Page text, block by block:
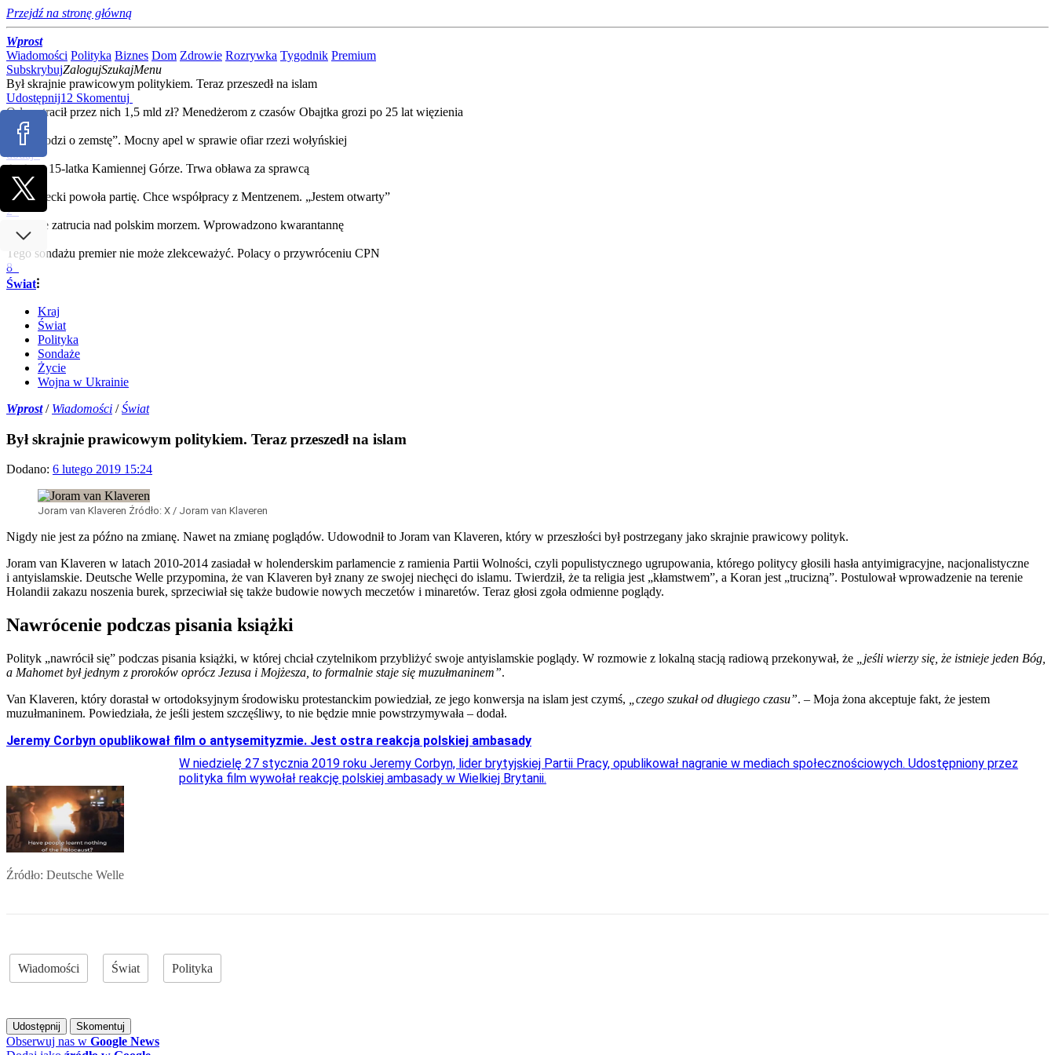
Przejdź na stronę główną
Wprost
Wiadomości Polityka Biznes Dom Zdrowie Rozrywka Tygodnik Premium
SubskrybujZalogujSzukajMenu
Był skrajnie prawicowym politykiem. Teraz przeszedł na islam
Udostępnij12 Skomentuj
Orlen stracił przez nich 1,5 mld zł? Menedżerom z czasów Obajtka grozi po 25 lat więzienia
„Nie chodzi o zemstę”. Mocny apel w sprawie ofiar rzezi wołyńskiej
dodaj
Atak na 15-latka Kamiennej Górze. Trwa obława za sprawcą
dodaj
Morawiecki powoła partię. Chce współpracy z Mentzenem. „Jestem otwarty”
2
Masowe zatrucia nad polskim morzem. Wprowadzono kwarantannę
dodaj
Tego sondażu premier nie może zlekceważyć. Polacy o przywróceniu CPN
8
Świat⁝
Kraj
Świat
Polityka
Sondaże
Życie
Wojna w Ukrainie
Wprost/ Wiadomości /Świat
Był skrajnie prawicowym politykiem. Teraz przeszedł na islam
Dodano: 6 lutego 2019 15:24
Joram van Klaveren Źródło: X / Joram van Klaveren
Nigdy nie jest za późno na zmianę. Nawet na zmianę poglądów. Udowodnił to Joram van Klaveren, który w przeszłości był postrzegany jako skrajnie prawicowy polityk.
Joram van Klaveren w latach 2010-2014 zasiadał w holenderskim parlamencie z ramienia Partii Wolności, czyli populistycznego ugrupowania, którego politycy głosili hasła antyimigracyjne, nacjonalistyczne
i antyislamskie. Deutsche Welle przypomina, że van Klaveren był znany ze swojej niechęci do islamu. Twierdził, że ta religia jest „kłamstwem”, a Koran jest „trucizną”. Postulował wprowadzenie na terenie
Holandii zakazu noszenia burek, sprzeciwiał się także budowie nowych meczetów i minaretów. Teraz głosi zgoła odmienne poglądy.
Nawrócenie podczas pisania książki
Polityk „nawrócił się” podczas pisania książki, w której chciał czytelnikom przybliżyć swoje antyislamskie poglądy. W rozmowie z lokalną stacją radiową przekonywał, że
„jeśli wierzy się, że istnieje jeden Bóg,
a Mahomet był jednym z proroków oprócz Jezusa i Mojżesza, to formalnie staje się muzułmaninem”.
Van Klaveren, który dorastał w ortodoksyjnym środowisku protestanckim powiedział, ze jego konwersja na islam jest czymś,
„czego szukał od długiego czasu”. – Moja żona akceptuje fakt, że jestem
muzułmaninem. Powiedziała, że jeśli jestem szczęśliwy, to nie będzie mnie powstrzymywała – dodał.
Jeremy Corbyn opublikował film o antysemityzmie. Jest ostra reakcja polskiej ambasady
W niedzielę 27 stycznia 2019 roku Jeremy Corbyn, lider brytyjskiej Partii Pracy, opublikował nagranie w mediach społecznościowych. Udostępniony przez
polityka film wywołał reakcję polskiej ambasady w Wielkiej Brytanii.
Źródło: Deutsche Welle
Wiadomości Świat Polityka
Udostępnij Skomentuj
Obserwuj nas w Google News